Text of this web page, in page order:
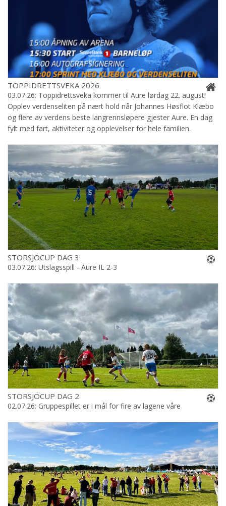
TOPPIDRETTSVEKA 2026
03.07.26: Toppidrettsveka kommer til Aure lørdag 22. august!
Opplev verdenseliten på nært hold når Johannes Høsflot Klæbo
og flere av verdens beste langrennsløpere gjester Aure. En dag
fylt med fart, aktiviteter og opplevelser for hele familien.
STORSJÖCUP DAG 3
03.07.26: Utslagsspill - Aure IL 2-3
STORSJÖCUP DAG 2
02.07.26: Gruppespillet er i mål for fire av lagene våre